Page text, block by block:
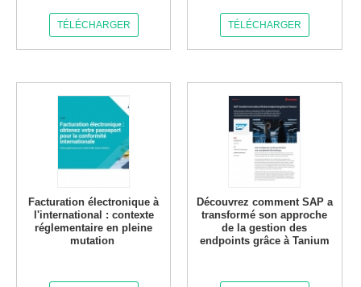
TÉLÉCHARGER TÉLÉCHARGER
Facturation électronique à
l'international : contexte
réglementaire en pleine
mutation
Découvrez comment SAP a
transformé son approche
de la gestion des
endpoints grâce à Tanium